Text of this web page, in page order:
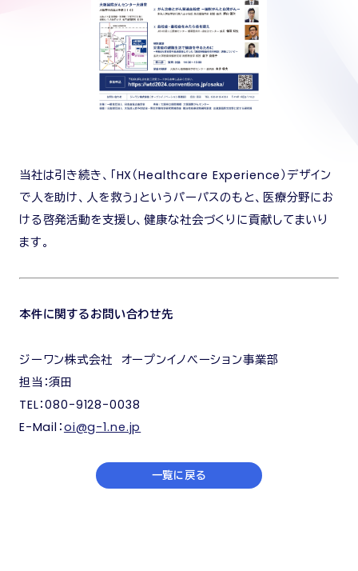
当社は引き続き、「HX（Healthcare Experience）デザイン
で人を助け、人を救う」というパーパスのもと、医療分野にお
ける啓発活動を支援し、健康な社会づくりに貢献してまいり
ます。
本件に関するお問い合わせ先
ジーワン株式会社 オープンイノベーション事業部
担当：須田
TEL：080-9128-0038
E-Mail：oi@g-1.ne.jp
一覧に戻る